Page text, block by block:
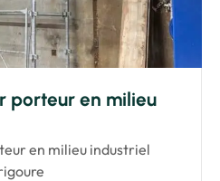
porteur en milieu
en milieu industriel